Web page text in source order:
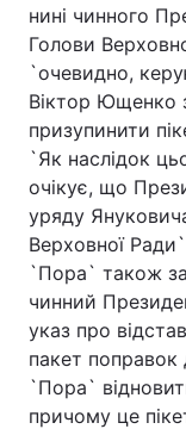
Головна
Україна
Економіка
Спорт
нині чинного
Голови
`очевидно,
Віктор Ющенко
призупинити
`Як наслідок
очікує, що
уряду
Верховної
`Пора` також
чинний
указ про
пакет поправок
`Пора`
причому це